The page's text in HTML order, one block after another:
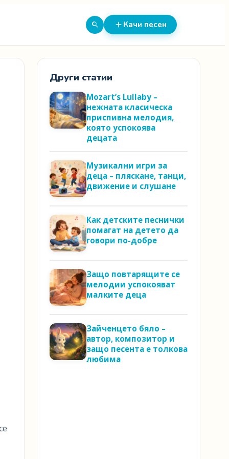
Качи песен
Други статии
Mozart’s Lullaby –
нежната класическа
приспивна мелодия,
която успокоява
децата
Музикални игри за
деца – пляскане, танци,
движение и слушане
Как детските песнички
помагат на детето да
говори по-добре
Защо повтарящите се
мелодии успокояват
малките деца
Зайченцето бяло –
автор, композитор и
защо песента е толкова
любима